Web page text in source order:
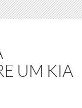
UM KIA